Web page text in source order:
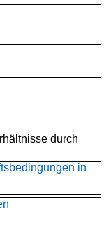
durch
in